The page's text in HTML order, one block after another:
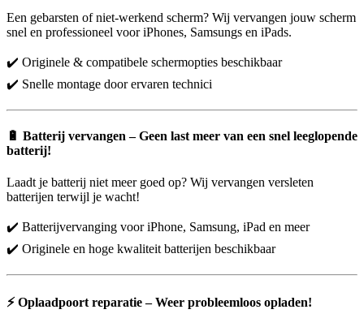
Een gebarsten of niet-werkend scherm? Wij vervangen jouw scherm
snel en professioneel voor iPhones, Samsungs en iPads.
✔️ Originele & compatibele schermopties beschikbaar
✔️ Snelle montage door ervaren technici
🔋 Batterij vervangen – Geen last meer van een snel leeglopende
batterij!
Laadt je batterij niet meer goed op? Wij vervangen versleten
batterijen terwijl je wacht!
✔️ Batterijvervanging voor iPhone, Samsung, iPad en meer
✔️ Originele en hoge kwaliteit batterijen beschikbaar
⚡Oplaadpoort reparatie – Weer probleemloos opladen!